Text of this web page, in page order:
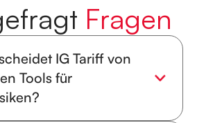
efragt Fragen
IG Tariff von
Tools für